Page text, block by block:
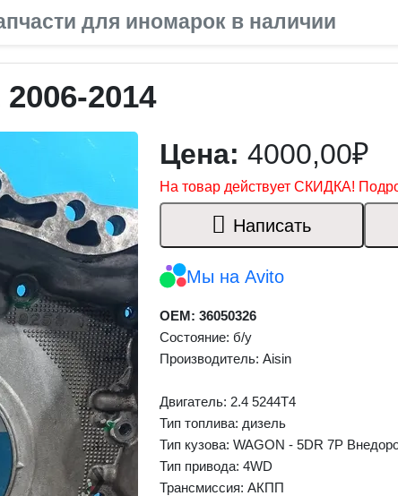
для иномарок в наличии
2014
❯Next
Цена: 4000,00₽
На товар действует СКИДКА!
Написать
Мы на Avito
OEM: 36050326
Состояние: б/у
Производитель: Aisin
Двигатель: 2.4 5244T4
Тип топлива: дизель
Тип кузова: WAGON - 5DR 7P
Тип привода: 4WD
Трансмиссия: АКПП